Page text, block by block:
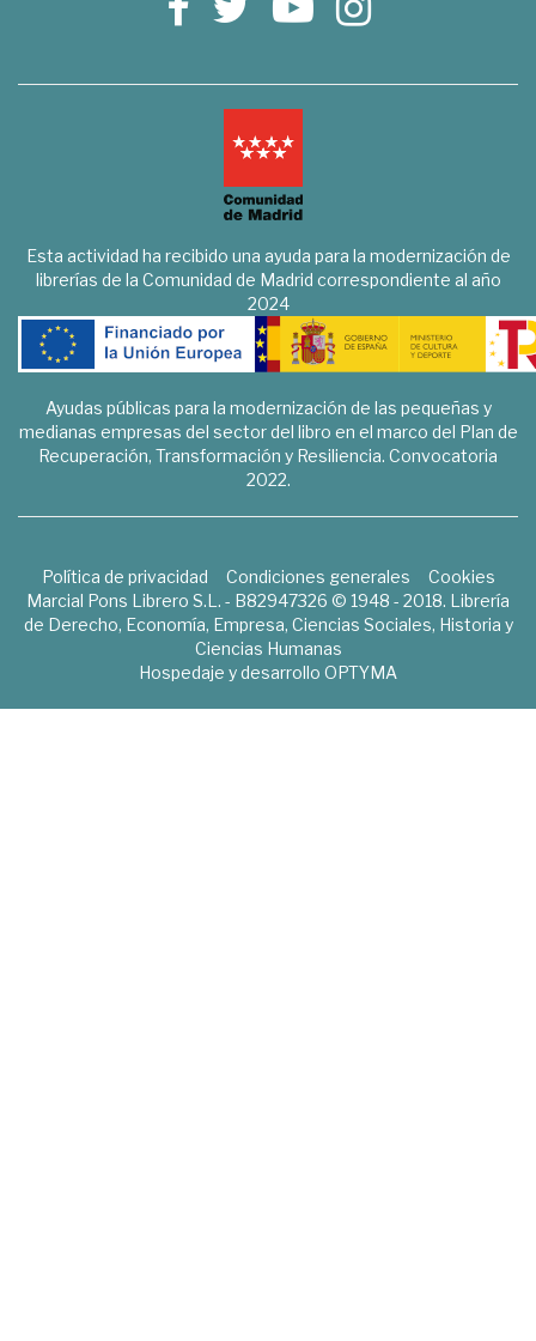
Esta actividad ha recibido una ayuda para la modernización de
librerías de la Comunidad de Madrid correspondiente al año
2024
Ayudas públicas para la modernización de las pequeñas y
medianas empresas del sector del libro en el marco del Plan de
Recuperación, Transformación y Resiliencia. Convocatoria
2022.
Política de privacidad Condiciones generales
Cookies
Marcial Pons Librero S.L. - B82947326 © 1948 - 2018. Librería
de Derecho, Economía, Empresa, Ciencias Sociales, Historia y
Ciencias Humanas
Hospedaje y desarrollo OPTYMA